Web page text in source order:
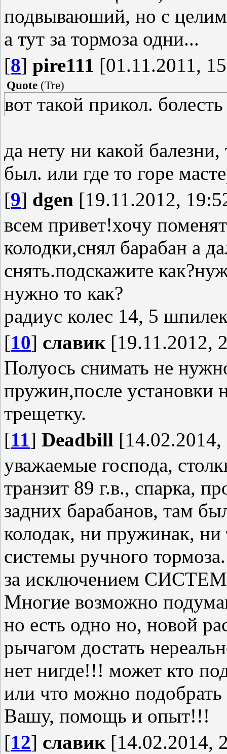
подвываюший, но с
а тут за тормоза одни...
[8] pire111 [01.11.2011,
Quote (Tre)
вот такой прикол.
да нету ни какой
был. или где то горе
[9] dgen [19.11.2012,
всем привет!хочу
колодки,снял барабан а
снять.подскажите
нужно то как?
радиус колес 14, 5
[10] славик[19.11.2012,
Полуось снимать не
пружин,после установки
трещетку.
[11] Deadbill
уважаемые господа,
транзит 89 г.в., спарка,
задних барабанов, там
колодак, ни пружинак,
системы ручного
за исключением
Многие возможно
но есть одно но, новой
рычагом достать
нет нигде!!! может кто
или что можно
Вашу, помощь и опыт!!!
[12] славик[14.02.2014,